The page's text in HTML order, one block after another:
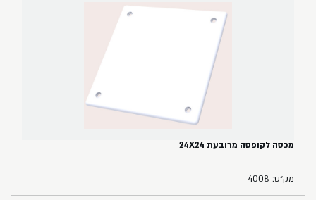
מכסה לקופסה מרובעת 24X24
מק״ט: 4008